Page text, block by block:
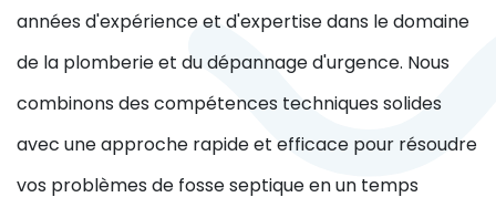
années d'expérience et d'expertise dans le domaine
de la plomberie et du dépannage d'urgence. Nous
combinons des compétences techniques solides
avec une approche rapide et efficace pour résoudre
vos problèmes de fosse septique en un temps